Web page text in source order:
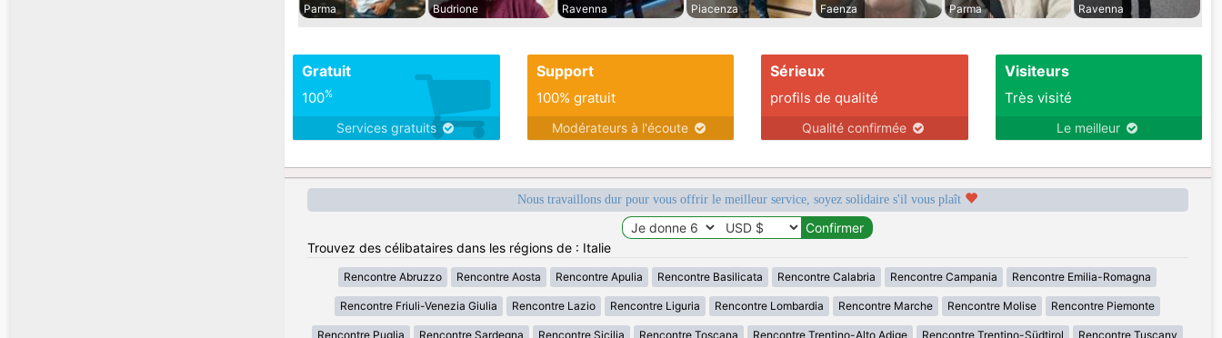
Parma
Budrione
Ravenna
Piacenza
Faenza
Parma
Ravenna
Gratuit
100%
Services gratuits
Support
100% gratuit
Modérateurs à l'écoute
Sérieux
profils de qualité
Qualité confirmée
Visiteurs
Très visité
Le meilleur
Nous travaillons dur pour vous offrir le meilleur service, soyez solidaire s'il vous plaît
Trouvez des célibataires dans les régions de : Italie
Rencontre Abruzzo Rencontre Aosta Rencontre Apulia Rencontre Basilicata Rencontre Calabria Rencontre Campania Rencontre Emilia-Romagna
Rencontre Friuli-Venezia Giulia Rencontre Lazio Rencontre Liguria Rencontre Lombardia Rencontre Marche Rencontre Molise Rencontre Piemonte
Rencontre Puglia Rencontre Sardegna Rencontre Sicilia Rencontre Toscana Rencontre Trentino-Alto Adige Rencontre Trentino-Südtirol Rencontre Tuscany